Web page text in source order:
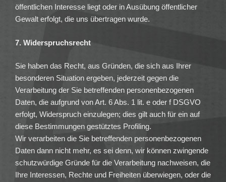
öffentlichen Interesse liegt oder in Ausübung öffentlicher
Gewalt erfolgt, die uns übertragen wurde.
7. Widerspruchsrecht
Sie haben das Recht, aus Gründen, die sich aus Ihrer
besonderen Situation ergeben, jederzeit gegen die
Verarbeitung der Sie betreffenden personenbezogenen
Daten, die aufgrund von Art. 6 Abs. 1 lit. e oder f DSGVO
erfolgt, Widerspruch einzulegen; dies gilt auch für ein auf
diese Bestimmungen gestütztes Profiling.
Wir verarbeiten die Sie betreffenden personenbezogenen
Daten dann nicht mehr, es sei denn, wir können zwingende
schutzwürdige Gründe für die Verarbeitung nachweisen, die
Ihre Interessen, Rechte und Freiheiten überwiegen, oder die